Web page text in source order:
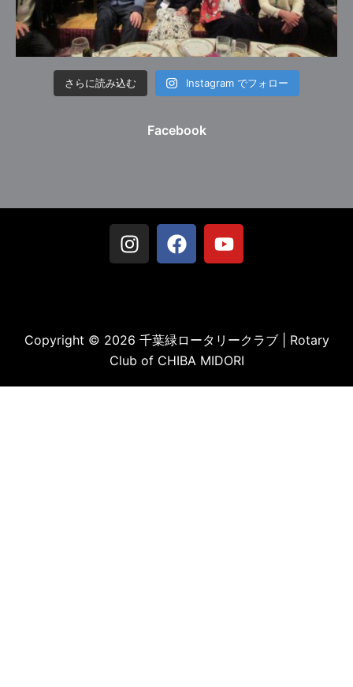
さらに読み込む Instagram でフォロー
Facebook
Copyright © 2026 千葉緑ロータリークラブ | Rotary
Club of CHIBA MIDORI